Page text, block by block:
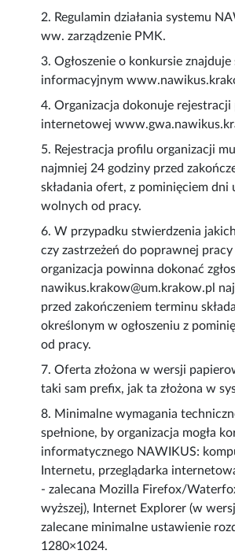
2. Regulamin działania systemu
ww. zarządzenie PMK.
3. Ogłoszenie o konkursie
informacyjnym
4. Organizacja dokonuje
internetowej
5. Rejestracja profilu organizacji
najmniej 24 godziny przed
składania ofert, z pominięciem dni
wolnych od pracy.
6. W przypadku stwierdzenia
czy zastrzeżeń do poprawnej pracy
organizacja powinna dokonać
nawikus.krakow@um.krakow.pl
przed zakończeniem terminu
określonym w ogłoszeniu z
od pracy.
7. Oferta złożona w wersji
taki sam prefix, jak ta złożona w
8. Minimalne wymagania
spełnione, by organizacja mogła
informatycznego NAWIKUS:
Internetu, przeglądarka
- zalecana Mozilla Firefox/
wyższej), Internet Explorer (w
zalecane minimalne ustawienie
1280×1024.